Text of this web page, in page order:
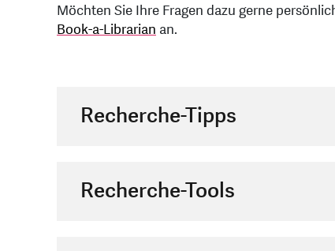
Möchten Sie Ihre Fragen dazu gerne
Book-a-Librarian an.
Recherche-Tipps
Recherche-Tools